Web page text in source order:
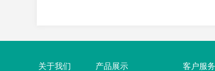
关于我们 产品展示 客户服务